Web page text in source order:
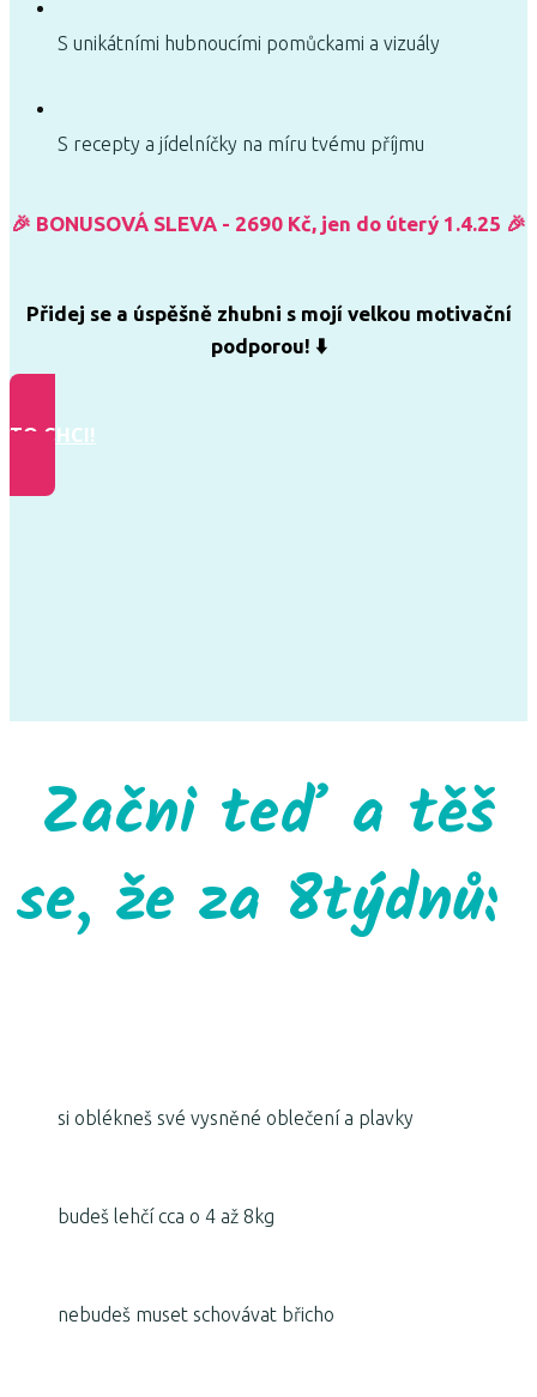
S unikátními hubnoucími pomůckami a vizuály
S recepty a jídelníčky na míru tvému příjmu
🎉 BONUSOVÁ SLEVA - 2690 Kč, jen do úterý 1.4.25 🎉
Přidej se a úspěšně zhubni s mojí velkou motivační
podporou! ⬇️
TO CHCI!
Začni teď a těš
se, že za 8týdnů:
si oblékneš své vysněné oblečení a plavky
budeš lehčí cca o 4 až 8kg
nebudeš muset schovávat břicho